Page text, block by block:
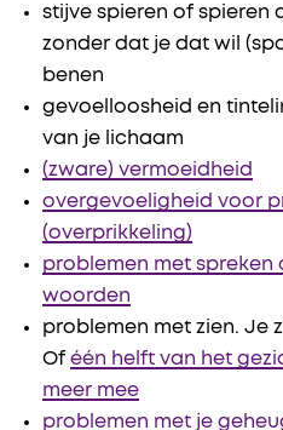
stijve spieren of spieren
zonder dat je dat wil
benen
gevoelloosheid en
van je lichaam
(zware) vermoeidheid
overgevoeligheid voor
(overprikkeling)
problemen met spreken
woorden
problemen met zien. Je
Of één helft van het
meer mee
problemen met je